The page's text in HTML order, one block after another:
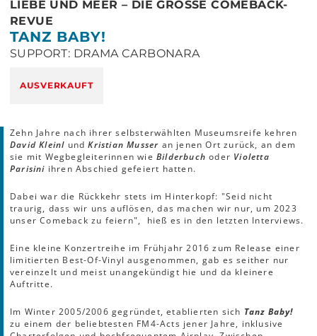
LIEBE UND MEER – DIE GROSSE COMEBACK-R
EVUE
TANZ BABY!
SUPPORT: DRAMA CARBONARA
AUSVERKAUFT
Zehn Jahre nach ihrer selbsterwählten Museumsreife kehren
David Kleinl undKristian Musser an jenen Ort zurück, an dem
sie mit Wegbegleiterinnen wie Bilderbuch oder Violetta
Parisini ihren Abschied gefeiert hatten.
Dabei war die Rückkehr stets im Hinterkopf: "Seid nicht
traurig, dass wir uns auflösen, das machen wir nur, um 2023
unser Comeback zu feiern", hieß es in den letzten Interviews.
Eine kleine Konzertreihe im Frühjahr 2016 zum Release einer
limitierten Best-Of-Vinyl ausgenommen, gab es seither nur
vereinzelt und meist unangekündigt hie und da kleinere
Auftritte.
Im Winter 2005/2006 gegründet, etablierten sich Tanz Baby!
zu einem der beliebtesten FM4-Acts jener Jahre, inklusive